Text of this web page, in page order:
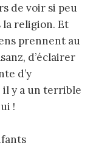
de voir si peu
la religion. Et
prennent au
d’éclairer
d’y
il y a un terrible
!